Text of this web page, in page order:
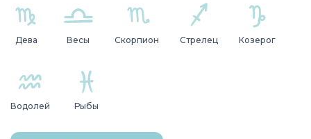
Дева Весы Скорпион Стрелец Козерог
Водолей Рыбы